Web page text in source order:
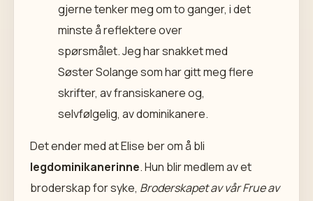
gjerne tenker meg om to ganger, i det
minste å reflektere over
spørsmålet. Jeg har snakket med
Søster Solange som har gitt meg flere
skrifter, av fransiskanere og,
selvfølgelig, av dominikanere.
Det ender med at Elise ber om å bli
legdominikanerinne. Hun blir medlem av et
broderskap for syke, Broderskapet av vår Frue av